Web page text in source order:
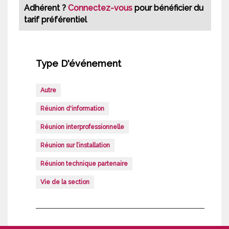
Adhérent ? Connectez-vous pour bénéficier du
tarif préférentiel
Type D'événement
Autre
Réunion d'information
Réunion interprofessionnelle
Réunion sur l’installation
Réunion technique partenaire
Vie de la section